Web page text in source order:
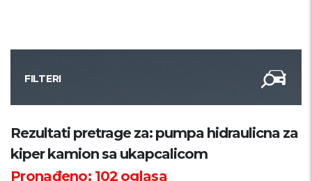
FILTERI
Kategorija
Županija
Rezultati pretrage za: pumpa hidraulicna za
kiper kamion sa ukapcalicom
Pronađeno: 102oglasa